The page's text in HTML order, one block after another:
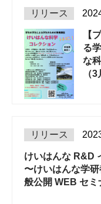
リリース
【
る
な
（
リリース
けいはんな R&D
〜けいはんな学
般公開 WEB セミ